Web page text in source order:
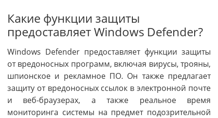
Какие функции защиты
предоставляет Windows Defender?
Windows Defender предоставляет функции защиты
от вредоносных программ, включая вирусы, трояны,
шпионское и рекламное ПО. Он также предлагает
защиту от вредоносных ссылок в электронной почте
и веб-браузерах, а также реальное время
мониторинга системы на предмет подозрительной